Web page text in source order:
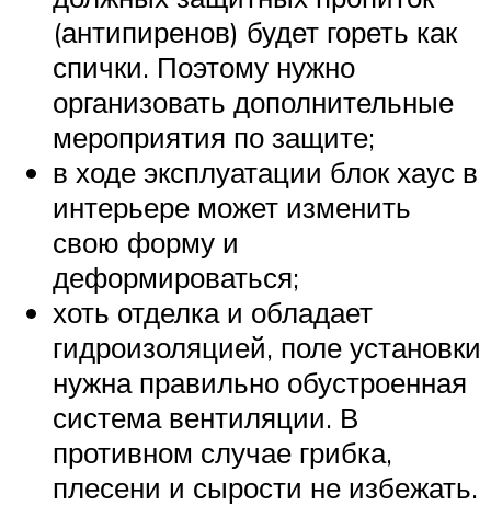
(антипиренов) будет гореть как
спички. Поэтому нужно
организовать дополнительные
мероприятия по защите;
в ходе эксплуатации блок хаус в
интерьере может изменить
свою форму и
деформироваться;
хоть отделка и обладает
гидроизоляцией, поле установки
нужна правильно обустроенная
система вентиляции. В
противном случае грибка,
плесени и сырости не избежать.